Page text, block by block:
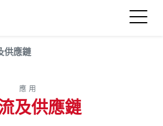
供應鏈
應用
及供應鏈